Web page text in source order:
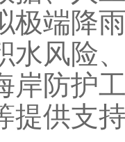
极端降
水风险
岸防护
提供支